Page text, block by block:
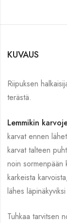
KUVAUS
Riipuksen
terästä.
Lemmikin
karvat ennen
karvat talteen
noin sormenpään
karkeista
lähes
Tuhkaa tarvitsen